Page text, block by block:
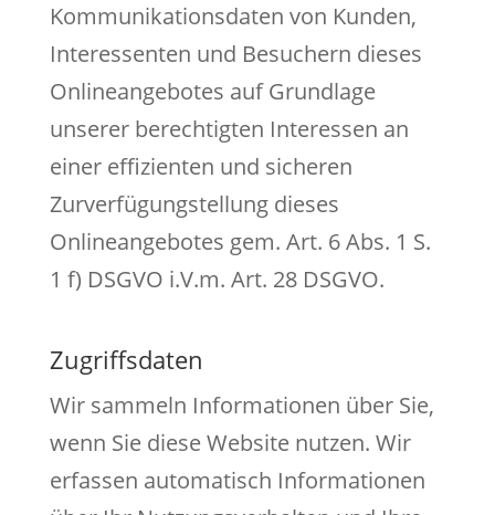
Kommunikationsdaten von Kunden,
Interessenten und Besuchern dieses
Onlineangebotes auf Grundlage
unserer berechtigten Interessen an
einer effizienten und sicheren
Zurverfügungstellung dieses
Onlineangebotes gem. Art. 6 Abs. 1 S.
1 f) DSGVO i.V.m. Art. 28 DSGVO.
Zugriffsdaten
Wir sammeln Informationen über Sie,
wenn Sie diese Website nutzen. Wir
erfassen automatisch Informationen